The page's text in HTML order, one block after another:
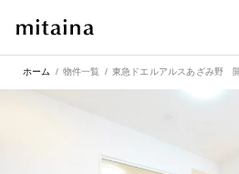
ホーム 物件一覧 東急ドエルアルスあざみ野